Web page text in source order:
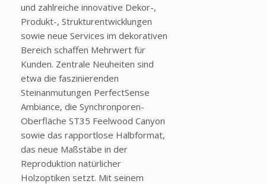
und zahlreiche innovative Dekor-,
Produkt-, Strukturentwicklungen
sowie neue Services im dekorativen
Bereich schaffen Mehrwert für
Kunden. Zentrale Neuheiten sind
etwa die faszinierenden
Steinanmutungen PerfectSense
Ambiance, die Synchronporen-
Oberfläche ST35 Feelwood Canyon
sowie das rapportlose Halbformat,
das neue Maßstäbe in der
Reproduktion natürlicher
Holzoptiken setzt. Mit seinem